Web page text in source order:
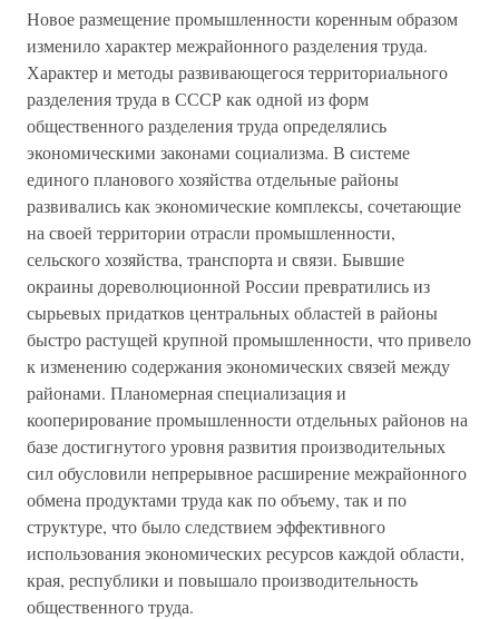
Новое размещение промышленности коренным образом
изменило характер межрайонного разделения труда.
Характер и методы развивающегося территориального
разделения труда в СССР как одной из форм
общественного разделения труда определялись
экономическими законами социализма. В системе
единого планового хозяйства отдельные районы
развивались как экономические комплексы, сочетающие
на своей территории отрасли промышленности,
сельского хозяйства, транспорта и связи. Бывшие
окраины дореволюционной России превратились из
сырьевых придатков центральных областей в районы
быстро растущей крупной промышленности, что привело
к изменению содержания экономических связей между
районами. Планомерная специализация и
кооперирование промышленности отдельных районов на
базе достигнутого уровня развития производительных
сил обусловили непрерывное расширение межрайонного
обмена продуктами труда как по объему, так и по
структуре, что было следствием эффективного
использования экономических ресурсов каждой области,
края, республики и повышало производительность
общественного труда.